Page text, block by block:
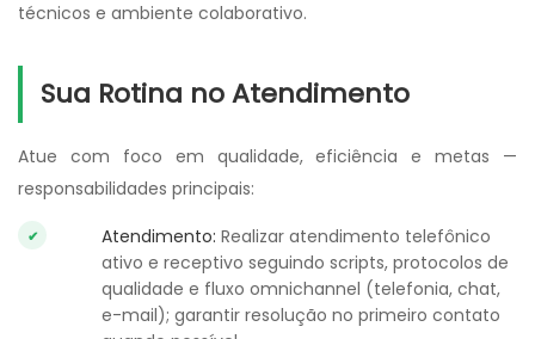
técnicos e ambiente colaborativo.
Sua Rotina no Atendimento
Atue com foco em qualidade, eficiência e metas —
responsabilidades principais:
Atendimento: Realizar atendimento telefônico
ativo e receptivo seguindo scripts, protocolos de
qualidade e fluxo omnichannel (telefonia, chat,
e-mail); garantir resolução no primeiro contato